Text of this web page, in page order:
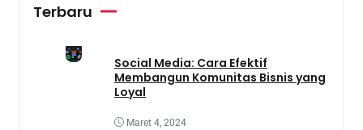
Terbaru
Social Media: Cara Efektif
Membangun Komunitas Bisnis yang
Loyal
Maret 4, 2024